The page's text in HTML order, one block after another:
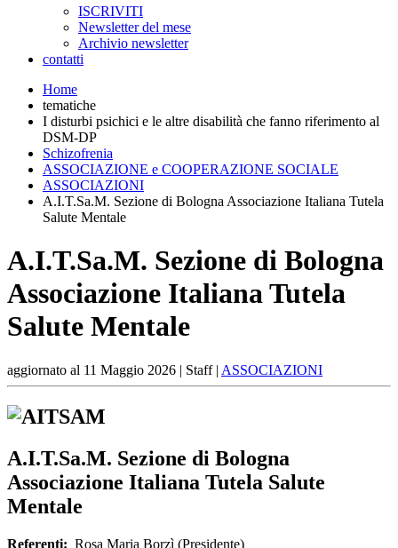
ISCRIVITI
Newsletter del mese
Archivio newsletter
contatti
Home
tematiche
I disturbi psichici e le altre disabilità che fanno riferimento al
DSM-DP
Schizofrenia
ASSOCIAZIONE e COOPERAZIONE SOCIALE
ASSOCIAZIONI
A.I.T.Sa.M. Sezione di Bologna Associazione Italiana Tutela
Salute Mentale
A.I.T.Sa.M. Sezione di Bologna
Associazione Italiana Tutela
Salute Mentale
aggiornato al 11 Maggio 2026 | Staff | ASSOCIAZIONI
A.I.T.Sa.M. Sezione di Bologna
Associazione Italiana Tutela Salute
Mentale
Referenti: Rosa Maria Borzì (Presidente)